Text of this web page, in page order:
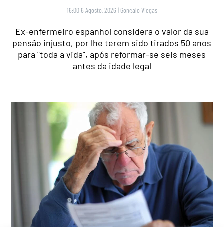
16:00 6 Agosto, 2026 | Gonçalo Viegas
Ex-enfermeiro espanhol considera o valor da sua
pensão injusto, por lhe terem sido tirados 50 anos
para "toda a vida", após reformar-se seis meses
antes da idade legal